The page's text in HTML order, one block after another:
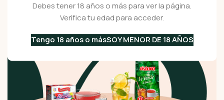
Debes tener 18 años o más para ver la página.
Verifica tu edad para acceder.
Tengo 18 años o másSOY MENOR DE 18 AÑOS
Té e Infusiones